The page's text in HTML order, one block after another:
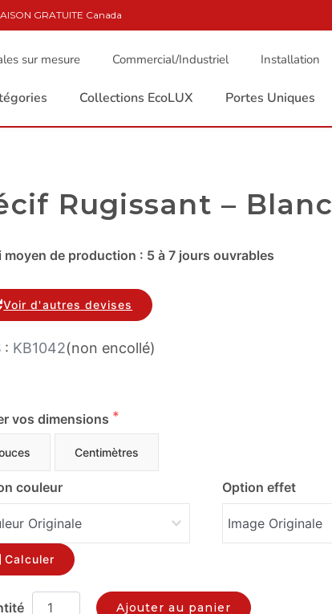
GRATUITE Canada
sur mesure Commercial/Industriel Installation
Collections EcoLUX Portes Uniques
Rugissant – Blanc
moyen de production : 5 à 7 jours ouvrables
Voir d'autres devises
: KB1042(non encollé)
vos dimensions
Centimètres
couleur Option effet
Calculer
Ajouter au panier